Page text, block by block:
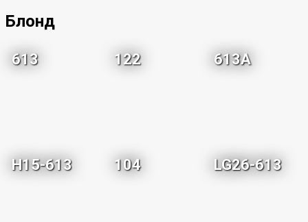
Блонд
613 122 613A
H15-613 104 LG26-613